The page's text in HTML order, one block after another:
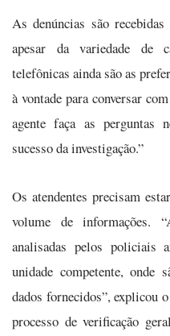
As denúncias são
apesar da variedade de
telefônicas ainda são as
à vontade para conversar
agente faça as perguntas
sucesso da investigação.”
Os atendentes precisam
volume de informações.
analisadas pelos policiais
unidade competente, onde
dados fornecidos”, explicou
processo de verificação